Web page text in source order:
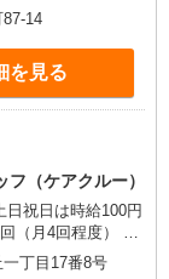
〜翌07:59の時間
夜割増は別途支給
時給）を支給 ・
給与幅は資格・経
14
を見る
（ケアクルー）
（月4回程度） ※
丁目17番8号